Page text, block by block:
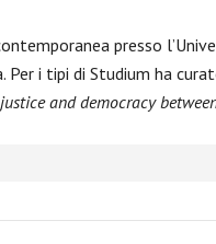
presso
Per i tipi di Studium ha
and democracy